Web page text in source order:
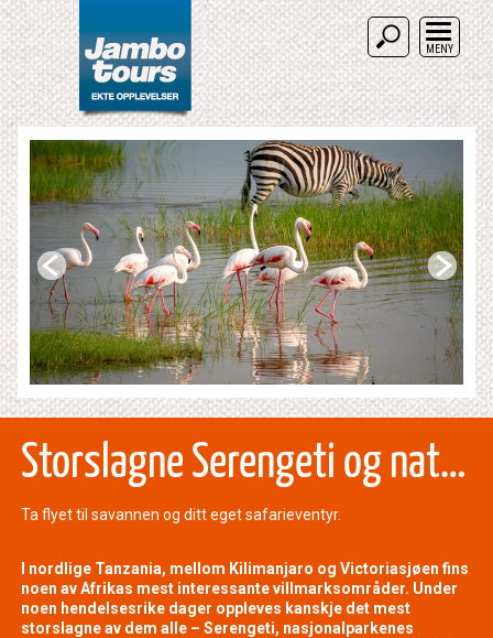
MENY
Storslagne Serengeti og naturskjønne Ngorongoro
Ta flyet til savannen og ditt eget safarieventyr.
I nordlige Tanzania, mellom Kilimanjaro og Victoriasjøen fins
noen av Afrikas mest interessante villmarksområder. Under
noen hendelsesrike dager oppleves kanskje det mest
storslagne av dem alle – Serengeti, nasjonalparkenes